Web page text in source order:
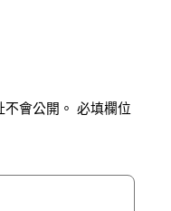
會公開。 必填欄位